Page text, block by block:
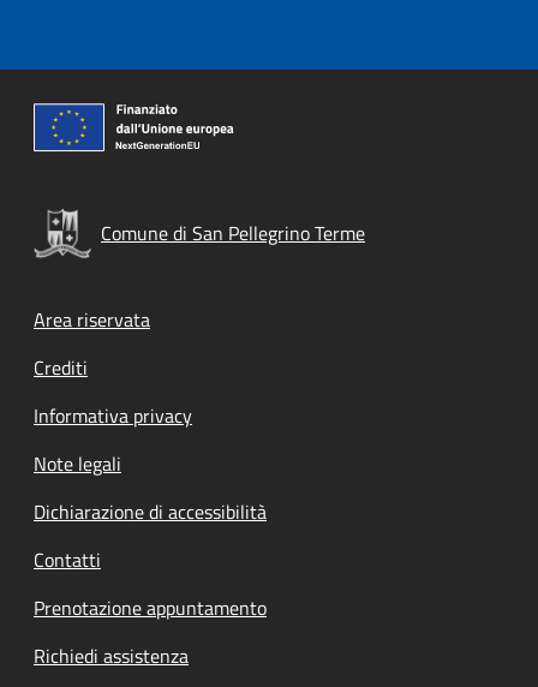
Comune di San Pellegrino Terme
Footer menu
Area riservata
Crediti
Informativa privacy
Note legali
Dichiarazione di accessibilità
Contatti
Prenotazione appuntamento
Richiedi assistenza